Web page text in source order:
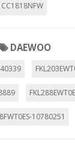
CC1818NFW
DAEWOO
10780251